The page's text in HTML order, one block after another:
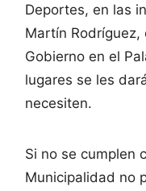
Deportes, en las
Martín Rodríguez,
Gobierno en el
lugares se les
necesiten.
Si no se cumplen
Municipalidad no